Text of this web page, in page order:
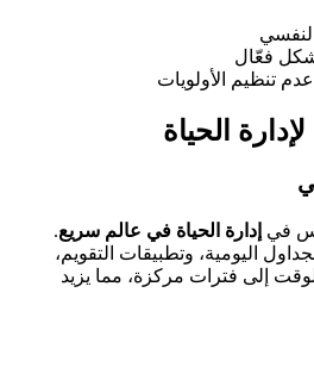
فعّال
تنظيم الأولويات
الحياة
في إدارة الحياة في عالم سريع.
اليومية، وتطبيقات التقويم،
إلى فترات مركزة، مما يزيد